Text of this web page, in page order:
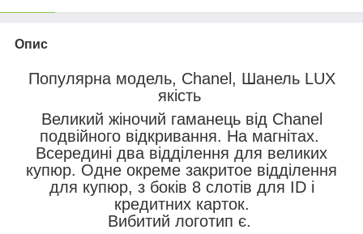
Опис
Популярна модель, Chanel, Шанель LUX
якість
Великий жіночий гаманець від Chanel
подвійного відкривання. На магнітах.
Всередині два відділення для великих
купюр. Одне окреме закритое відділення
для купюр, з боків 8 слотів для ID і
кредитних карток.
Вибитий логотип є.